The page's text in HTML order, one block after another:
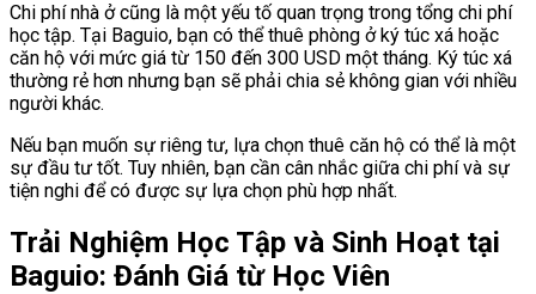
Chi phí nhà ở cũng là một yếu tố quan trọng trong tổng chi phí
học tập. Tại Baguio, bạn có thể thuê phòng ở ký túc xá hoặc
căn hộ với mức giá từ 150 đến 300 USD một tháng. Ký túc xá
thường rẻ hơn nhưng bạn sẽ phải chia sẻ không gian với nhiều
người khác.
Nếu bạn muốn sự riêng tư, lựa chọn thuê căn hộ có thể là một
sự đầu tư tốt. Tuy nhiên, bạn cần cân nhắc giữa chi phí và sự
tiện nghi để có được sự lựa chọn phù hợp nhất.
Trải Nghiệm Học Tập và Sinh Hoạt tại
Baguio: Đánh Giá từ Học Viên